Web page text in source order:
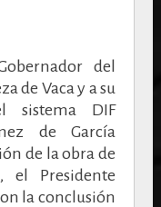
del
de Vaca y a su
sistema DIF
de García
de la obra de
el Presidente
la conclusión